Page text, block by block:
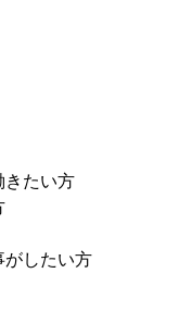
きたい方
がしたい方